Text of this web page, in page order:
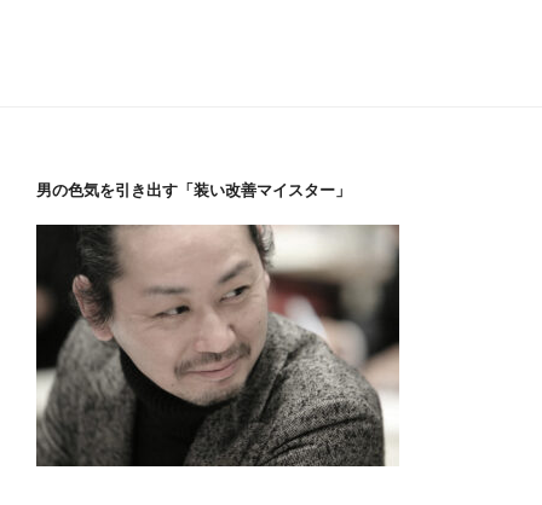
男の色気を引き出す「装い改善マイスター」